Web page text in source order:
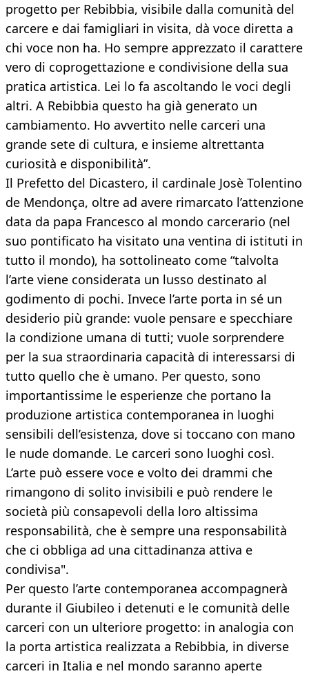
progetto per Rebibbia, visibile dalla comunità del
carcere e dai famigliari in visita, dà voce diretta a
chi voce non ha. Ho sempre apprezzato il carattere
vero di coprogettazione e condivisione della sua
pratica artistica. Lei lo fa ascoltando le voci degli
altri. A Rebibbia questo ha già generato un
cambiamento. Ho avvertito nelle carceri una
grande sete di cultura, e insieme altrettanta
curiosità e disponibilità”.
Il Prefetto del Dicastero, il cardinale Josè Tolentino
de Mendonça, oltre ad avere rimarcato l’attenzione
data da papa Francesco al mondo carcerario (nel
suo pontificato ha visitato una ventina di istituti in
tutto il mondo), ha sottolineato come “talvolta
l’arte viene considerata un lusso destinato al
godimento di pochi. Invece l’arte porta in sé un
desiderio più grande: vuole pensare e specchiare
la condizione umana di tutti; vuole sorprendere
per la sua straordinaria capacità di interessarsi di
tutto quello che è umano. Per questo, sono
importantissime le esperienze che portano la
produzione artistica contemporanea in luoghi
sensibili dell’esistenza, dove si toccano con mano
le nude domande. Le carceri sono luoghi così.
L’arte può essere voce e volto dei drammi che
rimangono di solito invisibili e può rendere le
società più consapevoli della loro altissima
responsabilità, che è sempre una responsabilità
che ci obbliga ad una cittadinanza attiva e
condivisa".
Per questo l’arte contemporanea accompagnerà
durante il Giubileo i detenuti e le comunità delle
carceri con un ulteriore progetto: in analogia con
la porta artistica realizzata a Rebibbia, in diverse
carceri in Italia e nel mondo saranno aperte